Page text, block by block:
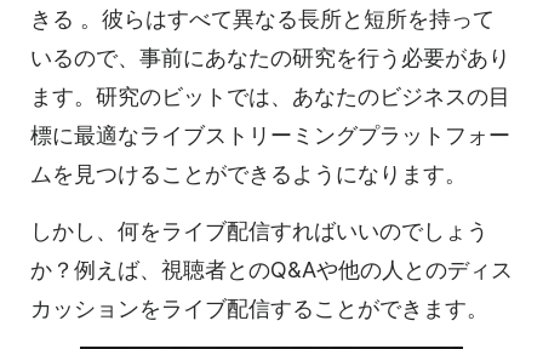
きる 。彼らはすべて異なる長所と短所を持って
いるので、事前にあなたの研究を行う必要があり
ます。研究のビットでは、あなたのビジネスの目
標に最適なライブストリーミングプラットフォー
ムを見つけることができるようになります。
しかし、何をライブ配信すればいいのでしょう
か？例えば、視聴者とのQ&Aや他の人とのディス
カッションをライブ配信することができます。